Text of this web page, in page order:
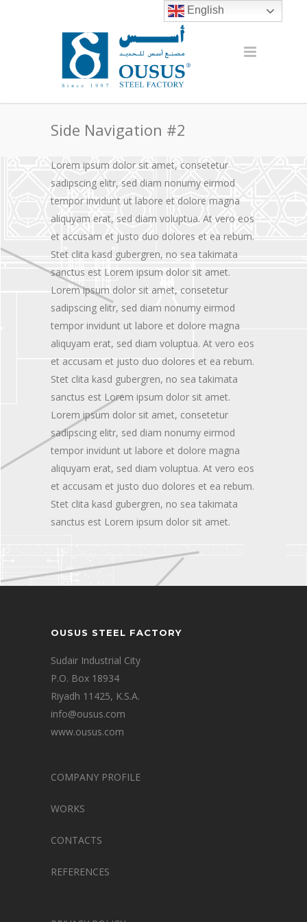
Side Navigation #2
Lorem ipsum dolor sit amet, consetetur
sadipscing elitr, sed diam nonumy eirmod
tempor invidunt ut labore et dolore magna
aliquyam erat, sed diam voluptua. At vero eos
et accusam et justo duo dolores et ea rebum.
Stet clita kasd gubergren, no sea takimata
sanctus est Lorem ipsum dolor sit amet.
Lorem ipsum dolor sit amet, consetetur
sadipscing elitr, sed diam nonumy eirmod
tempor invidunt ut labore et dolore magna
aliquyam erat, sed diam voluptua. At vero eos
et accusam et justo duo dolores et ea rebum.
Stet clita kasd gubergren, no sea takimata
sanctus est Lorem ipsum dolor sit amet.
Lorem ipsum dolor sit amet, consetetur
sadipscing elitr, sed diam nonumy eirmod
tempor invidunt ut labore et dolore magna
aliquyam erat, sed diam voluptua. At vero eos
et accusam et justo duo dolores et ea rebum.
Stet clita kasd gubergren, no sea takimata
sanctus est Lorem ipsum dolor sit amet.
OUSUS STEEL FACTORY
Sudair Industrial City
P.O. Box 18934
Riyadh 11425, K.S.A.
info@ousus.com
www.ousus.com
COMPANY PROFILE
WORKS
CONTACTS
REFERENCES
English